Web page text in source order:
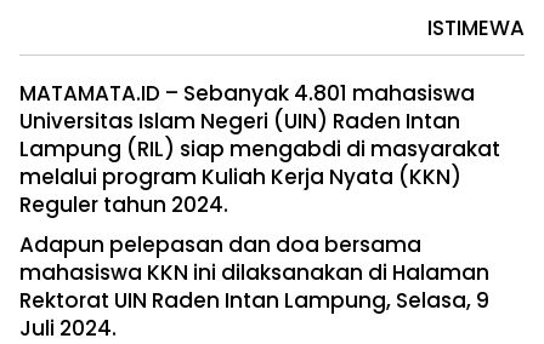
ISTIMEWA
MATAMATA.ID – Sebanyak 4.801 mahasiswa
Universitas Islam Negeri (UIN) Raden Intan
Lampung (RIL) siap mengabdi di masyarakat
melalui program Kuliah Kerja Nyata (KKN)
Reguler tahun 2024.
Adapun pelepasan dan doa bersama
mahasiswa KKN ini dilaksanakan di Halaman
Rektorat UIN Raden Intan Lampung, Selasa, 9
Juli 2024.